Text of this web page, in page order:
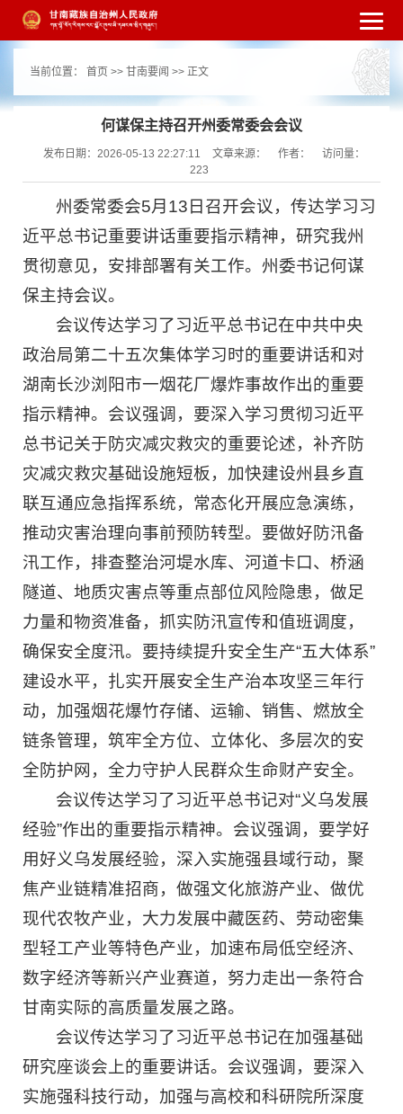
网站无障
碍 打开适老化模式 登录
当前位置： 首页 >> 甘南要闻 >> 正文
何谋保主持召开州委常委会会议
发布日期：2026-05-13 22:27:11 文章来源： 作者：
访问量：
223
州委常委会5月13日召开会议，传达学习习
近平总书记重要讲话重要指示精神，研究我州
贯彻意见，安排部署有关工作。州委书记何谋
保主持会议。
会议传达学习了习近平总书记在中共中央
政治局第二十五次集体学习时的重要讲话和对
湖南长沙浏阳市一烟花厂爆炸事故作出的重要
指示精神。会议强调，要深入学习贯彻习近平
总书记关于防灾减灾救灾的重要论述，补齐防
灾减灾救灾基础设施短板，加快建设州县乡直
联互通应急指挥系统，常态化开展应急演练，
推动灾害治理向事前预防转型。要做好防汛备
汛工作，排查整治河堤水库、河道卡口、桥涵
隧道、地质灾害点等重点部位风险隐患，做足
力量和物资准备，抓实防汛宣传和值班调度，
确保安全度汛。要持续提升安全生产“五大体系”
建设水平，扎实开展安全生产治本攻坚三年行
动，加强烟花爆竹存储、运输、销售、燃放全
链条管理，筑牢全方位、立体化、多层次的安
全防护网，全力守护人民群众生命财产安全。
会议传达学习了习近平总书记对“义乌发展
经验”作出的重要指示精神。会议强调，要学好
用好义乌发展经验，深入实施强县域行动，聚
焦产业链精准招商，做强文化旅游产业、做优
现代农牧产业，大力发展中藏医药、劳动密集
型轻工产业等特色产业，加速布局低空经济、
数字经济等新兴产业赛道，努力走出一条符合
甘南实际的高质量发展之路。
会议传达学习了习近平总书记在加强基础
研究座谈会上的重要讲话。会议强调，要深入
实施强科技行动，加强与高校和科研院所深度